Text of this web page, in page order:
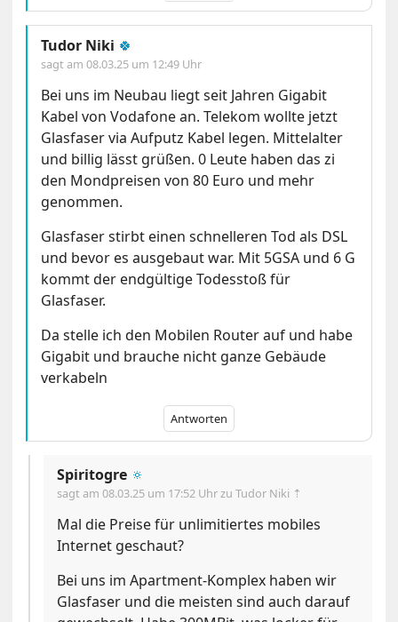
Tudor Niki 🍀
sagt am08.03.25 um 12:49 Uhr
Bei uns im Neubau liegt seit Jahren Gigabit
Kabel von Vodafone an. Telekom wollte jetzt
Glasfaser via Aufputz Kabel legen. Mittelalter
und billig lässt grüßen. 0 Leute haben das zi
den Mondpreisen von 80 Euro und mehr
genommen.
Glasfaser stirbt einen schnelleren Tod als DSL
und bevor es ausgebaut war. Mit 5GSA und 6 G
kommt der endgültige Todesstoß für
Glasfaser.
Da stelle ich den Mobilen Router auf und habe
Gigabit und brauche nicht ganze Gebäude
verkabeln
Antworten
Spiritogre 🔅
sagt am08.03.25 um 17:52 Uhrzu Tudor Niki ⇡
Mal die Preise für unlimitiertes mobiles
Internet geschaut?
Bei uns im Apartment-Komplex haben wir
Glasfaser und die meisten sind auch darauf